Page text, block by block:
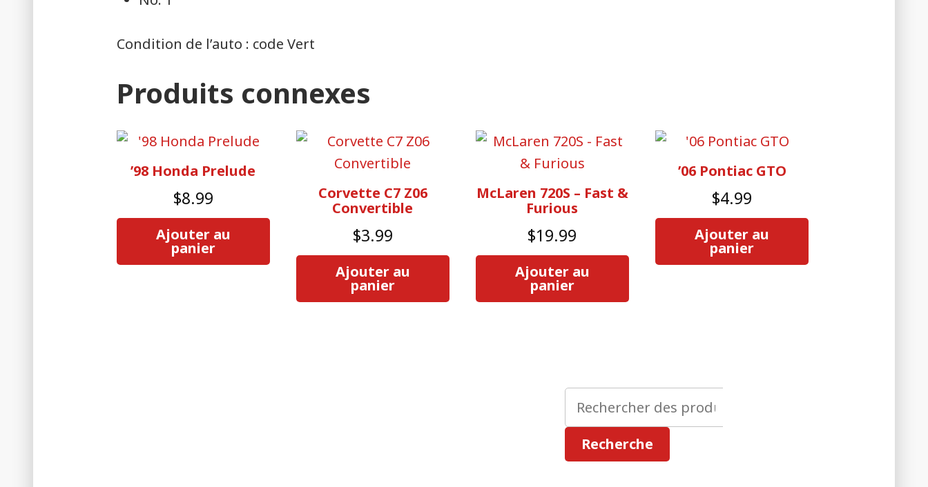
Condition de l’auto : code Vert
Produits connexes
’98 Honda Prelude
$8.99
Ajouter au
panier
Corvette C7 Z06
Convertible
$3.99
Ajouter au
panier
McLaren 720S – Fast &
Furious
$19.99
Ajouter au
panier
’06 Pontiac GTO
$4.99
Ajouter au
panier
Rechercher
Recherche